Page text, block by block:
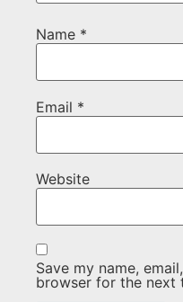
Name *
Email *
Website
Save my name,
browser for the next